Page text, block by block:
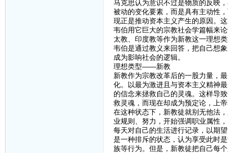
马克思认为意识不过是物质的反映
被动的变化要素，而是具有主动性
现正是推动资本主义产生的原因。
韦伯用它巨大的宗教社会学篇幅来
太教、印度教等作为新教这一理想
韦伯是通过教义来回答，把自己想
成为影响社会的逻辑。
理想类型——新教
新教作为宗教改革后的一股力量，
化。以最为激进且与资本主义精神
的信念来拯救自己的灵魂。这样导
救灵魂，而现在却成为预定论，上
在这种状态下，新教徒就别无他法
业规则、努力，开始强调职业属性
每天对自己的生活进行记录，以期
是一种排斥的状态，认为享受此时
族等行为。但是，新教徒把自己每